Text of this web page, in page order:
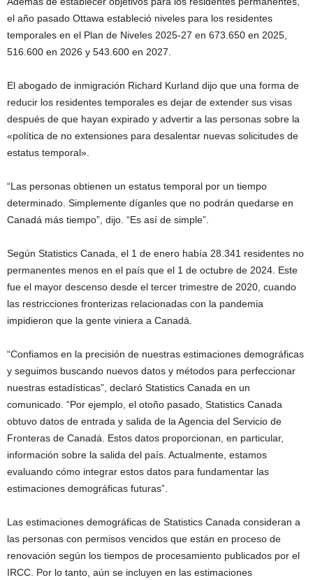
el año pasado Ottawa estableció niveles para los residentes
temporales en el Plan de Niveles 2025-27 en 673.650 en 2025,
516.600 en 2026 y 543.600 en 2027.
El abogado de inmigración Richard Kurland dijo que una forma de
reducir los residentes temporales es dejar de extender sus visas
después de que hayan expirado y advertir a las personas sobre la
«política de no extensiones para desalentar nuevas solicitudes de
estatus temporal».
“Las personas obtienen un estatus temporal por un tiempo
determinado. Simplemente díganles que no podrán quedarse en
Canadá más tiempo”, dijo. “Es así de simple”.
Según Statistics Canada, el 1 de enero había 28.341 residentes no
permanentes menos en el país que el 1 de octubre de 2024. Este
fue el mayor descenso desde el tercer trimestre de 2020, cuando
las restricciones fronterizas relacionadas con la pandemia
impidieron que la gente viniera a Canadá.
“Confiamos en la precisión de nuestras estimaciones demográficas
y seguimos buscando nuevos datos y métodos para perfeccionar
nuestras estadísticas”, declaró Statistics Canada en un
comunicado. “Por ejemplo, el otoño pasado, Statistics Canada
obtuvo datos de entrada y salida de la Agencia del Servicio de
Fronteras de Canadá. Estos datos proporcionan, en particular,
información sobre la salida del país. Actualmente, estamos
evaluando cómo integrar estos datos para fundamentar las
estimaciones demográficas futuras”.
Las estimaciones demográficas de Statistics Canada consideran a
las personas con permisos vencidos que están en proceso de
renovación según los tiempos de procesamiento publicados por el
IRCC. Por lo tanto, aún se incluyen en las estimaciones